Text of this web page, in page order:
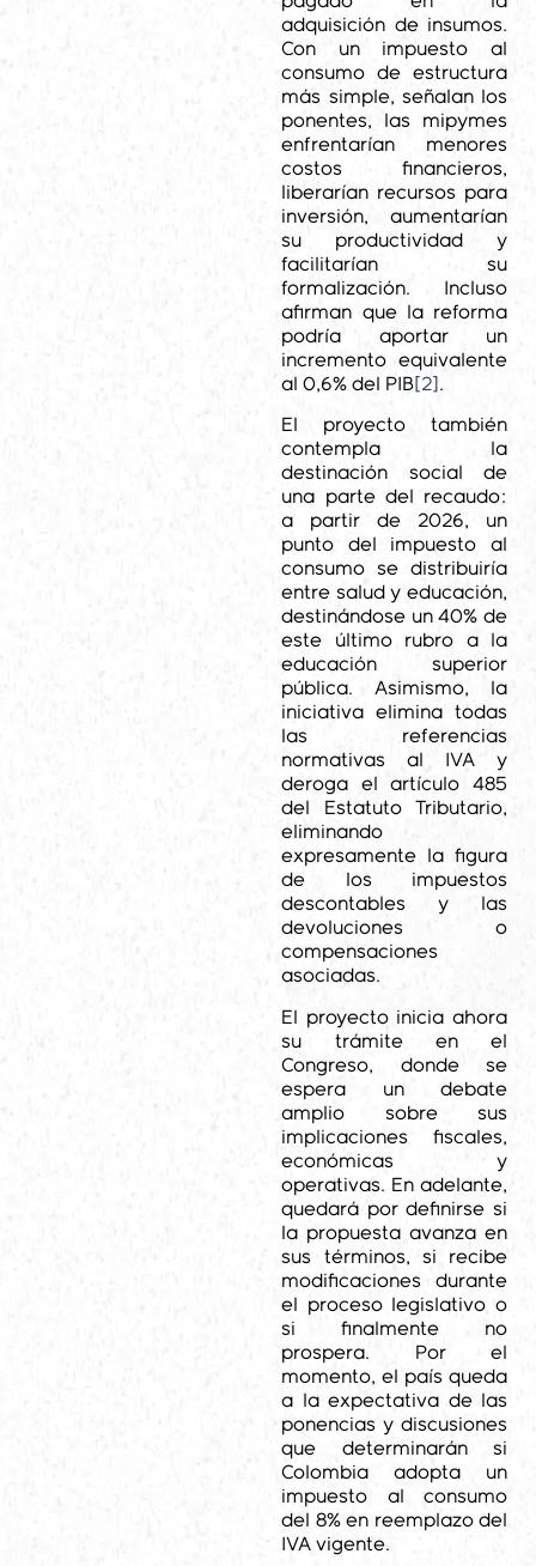
adquisición de insumos.
Con un impuesto al
consumo de estructura
más simple, señalan los
ponentes, las mipymes
enfrentarían menores
costos financieros,
liberarían recursos para
inversión, aumentarían
su productividad y
facilitarían su
formalización. Incluso
afirman que la reforma
podría aportar un
incremento equivalente
al 0,6% del PIB [2] .
El proyecto también
contempla la
destinación social de
una parte del recaudo:
a partir de 2026, un
punto del impuesto al
consumo se distribuiría
entre salud y educación,
destinándose un 40% de
este último rubro a la
educación superior
pública. Asimismo, la
iniciativa elimina todas
las referencias
normativas al IVA y
deroga el artículo 485
del Estatuto Tributario,
eliminando
expresamente la figura
de los impuestos
descontables y las
devoluciones o
compensaciones
asociadas.
El proyecto inicia ahora
su trámite en el
Congreso, donde se
espera un debate
amplio sobre sus
implicaciones fiscales,
económicas y
operativas. En adelante,
quedará por definirse si
la propuesta avanza en
sus términos, si recibe
modificaciones durante
el proceso legislativo o
si finalmente no
prospera. Por el
momento, el país queda
a la expectativa de las
ponencias y discusiones
que determinarán si
Colombia adopta un
impuesto al consumo
del 8% en reemplazo del
IVA vigente.